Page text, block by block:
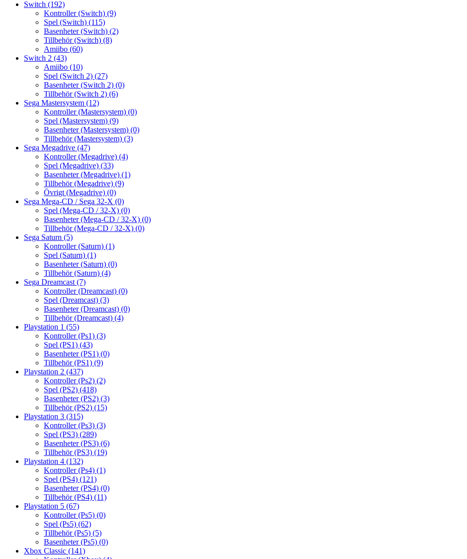
Switch (192)
Kontroller (Switch) (9)
Spel (Switch) (115)
Basenheter (Switch) (2)
Tillbehör (Switch) (8)
Amiibo (60)
Switch 2 (43)
Amiibo (10)
Spel (Switch 2) (27)
Basenheter (Switch 2) (0)
Tillbehör (Switch 2) (6)
Sega Mastersystem (12)
Kontroller (Mastersystem) (0)
Spel (Mastersystem) (9)
Basenheter (Mastersystem) (0)
Tillbehör (Mastersystem) (3)
Sega Megadrive (47)
Kontroller (Megadrive) (4)
Spel (Megadrive) (33)
Basenheter (Megadrive) (1)
Tillbehör (Megadrive) (9)
Övrigt (Megadrive) (0)
Sega Mega-CD / Sega 32-X (0)
Spel (Mega-CD / 32-X) (0)
Basenheter (Mega-CD / 32-X) (0)
Tillbehör (Mega-CD / 32-X) (0)
Sega Saturn (5)
Kontroller (Saturn) (1)
Spel (Saturn) (1)
Basenheter (Saturn) (0)
Tillbehör (Saturn) (4)
Sega Dreamcast (7)
Kontroller (Dreamcast) (0)
Spel (Dreamcast) (3)
Basenheter (Dreamcast) (0)
Tillbehör (Dreamcast) (4)
Playstation 1 (55)
Kontroller (Ps1) (3)
Spel (PS1) (43)
Basenheter (PS1) (0)
Tillbehör (PS1) (9)
Playstation 2 (437)
Kontroller (Ps2) (2)
Spel (PS2) (418)
Basenheter (PS2) (3)
Tillbehör (PS2) (15)
Playstation 3 (315)
Kontroller (Ps3) (3)
Spel (PS3) (289)
Basenheter (PS3) (6)
Tillbehör (PS3) (19)
Playstation 4 (132)
Kontroller (Ps4) (1)
Spel (PS4) (121)
Basenheter (PS4) (0)
Tillbehör (PS4) (11)
Playstation 5 (67)
Kontroller (Ps5) (0)
Spel (Ps5) (62)
Tillbehör (Ps5) (5)
Basenheter (Ps5) (0)
Xbox Classic (141)